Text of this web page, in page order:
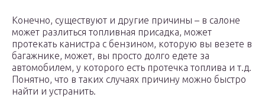
Конечно, существуют и другие причины – в салоне
может разлиться топливная присадка, может
протекать канистра с бензином, которую вы везете в
багажнике, может, вы просто долго едете за
автомобилем, у которого есть протечка топлива и т.д.
Понятно, что в таких случаях причину можно быстро
найти и устранить.